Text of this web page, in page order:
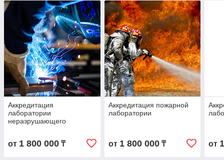
Аккредитация
лаборатории
неразрушающего
от 1 800 000 ₸
Аккредитация пожарной
лаборатории
от 1 800 000₸ от